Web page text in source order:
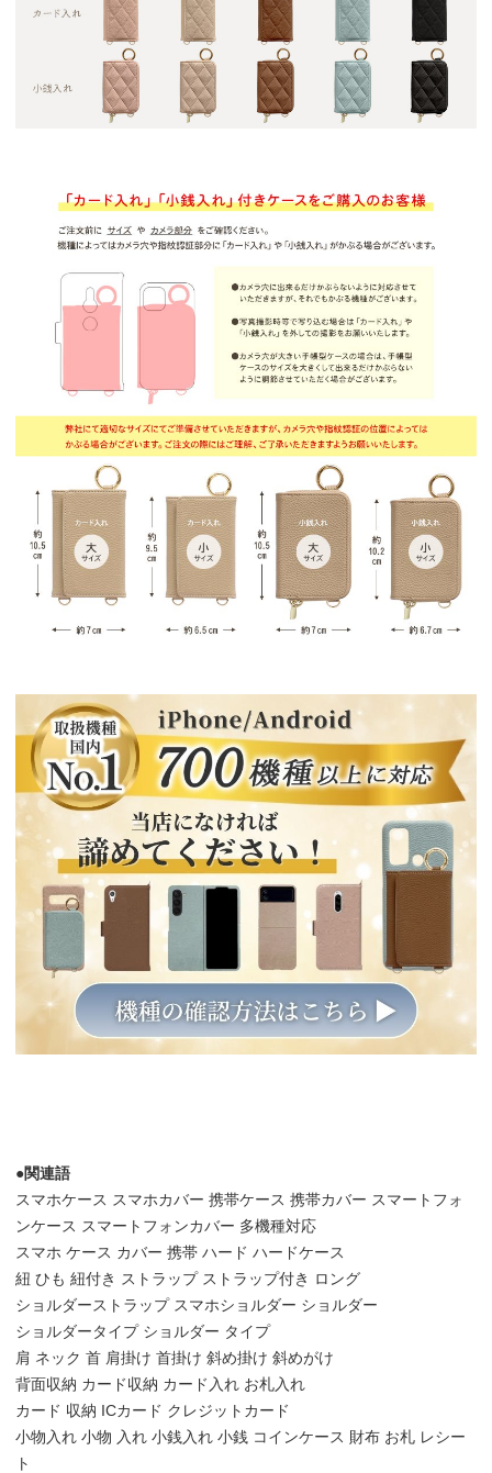
●関連語
スマホケース スマホカバー 携帯ケース 携帯カバー スマートフォ
ンケース スマートフォンカバー 多機種対応
スマホ ケース カバー 携帯 ハード ハードケース
紐 ひも 紐付き ストラップ ストラップ付き ロング
ショルダーストラップ スマホショルダー ショルダー
ショルダータイプ ショルダー タイプ
肩 ネック 首 肩掛け 首掛け 斜め掛け 斜めがけ
背面収納 カード収納 カード入れ お札入れ
カード 収納 ICカード クレジットカード
小物入れ 小物 入れ 小銭入れ 小銭 コインケース 財布 お札 レシー
ト